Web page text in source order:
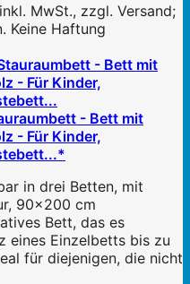
MwSt., zzgl. Versand;
Keine Haftung
- Bett mit
- Für Kinder,
in drei Betten, mit
90x200 cm
Bett, das es
eines Einzelbetts bis zu
für diejenigen, die nicht